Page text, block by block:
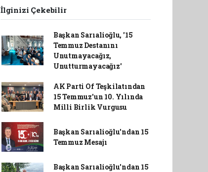
İlginizi Çekebilir
Başkan Sarıalioğlu, '15
Temmuz Destanını
Unutmayacağız,
Unutturmayacağız'
AK Parti Of Teşkilatından
15 Temmuz'un 10. Yılında
Milli Birlik Vurgusu
Başkan Sarıalioğlu'ndan 15
Temmuz Mesajı
Başkan Sarıalioğlu'ndan 15